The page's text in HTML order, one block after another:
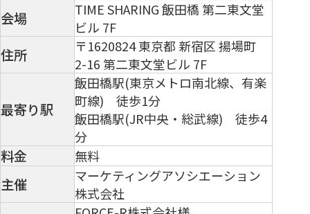
会場
TIME SHARING 飯田橋 第二東文堂
ビル 7F
住所
〒1620824 東京都 新宿区 揚場町
2-16 第二東文堂ビル 7F
最寄り駅
飯田橋駅(東京メトロ南北線、有楽
町線) 徒歩1分
飯田橋駅(JR中央・総武線) 徒歩4
分
料金 無料
主催
マーケティングアソシエーション
株式会社